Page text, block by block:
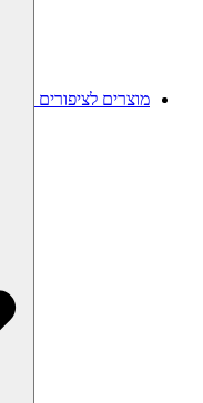
מוצרים לציפורים